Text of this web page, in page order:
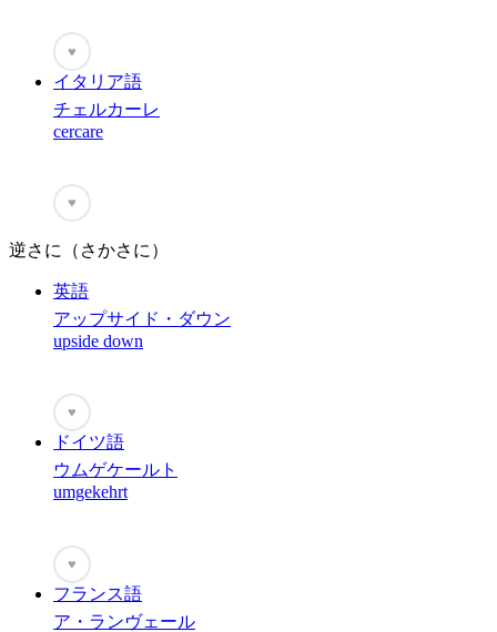
♥
イタリア語
チェルカーレ
cercare
♥
逆さに（さかさに）
英語
アップサイド・ダウン
upside down
♥
ドイツ語
ウムゲケールト
umgekehrt
♥
フランス語
ア・ランヴェール